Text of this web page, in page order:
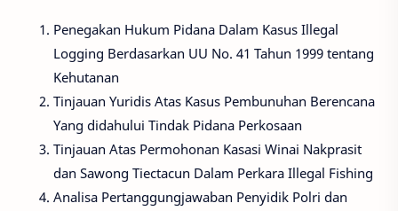
Penegakan Hukum Pidana Dalam Kasus Illegal
Logging Berdasarkan UU No. 41 Tahun 1999 tentang
Kehutanan
Tinjauan Yuridis Atas Kasus Pembunuhan Berencana
Yang didahului Tindak Pidana Perkosaan
Tinjauan Atas Permohonan Kasasi Winai Nakprasit
dan Sawong Tiectacun Dalam Perkara Illegal Fishing
Analisa Pertanggungjawaban Penyidik Polri dan